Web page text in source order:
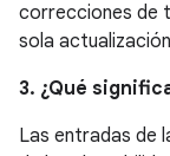
correcciones de
sola
3. ¿Qué
Las entradas de